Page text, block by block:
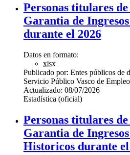
Personas titulares
Garantia de
durante el 2026
Datos en formato:
xlsx
Publicado por: Entes públicos de
Servicio Público Vasco de Empleo
Actualizado: 08/07/2026
Estadística (oficial)
Personas titulares
Garantia de
Historicos durante el